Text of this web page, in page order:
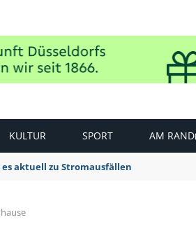
KULTUR SPORT AM
aktuell zu Stromausfällen